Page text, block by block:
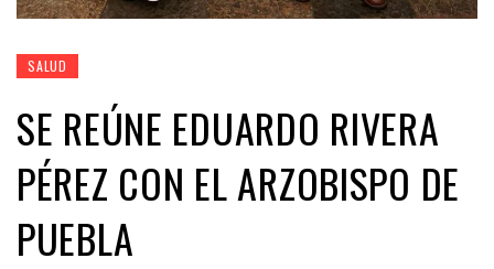
SALUD
SE REÚNE EDUARDO RIVERA
PÉREZ CON EL ARZOBISPO DE
PUEBLA